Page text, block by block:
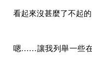
看起來沒甚麼了不起的
嗯……讓我列舉一些